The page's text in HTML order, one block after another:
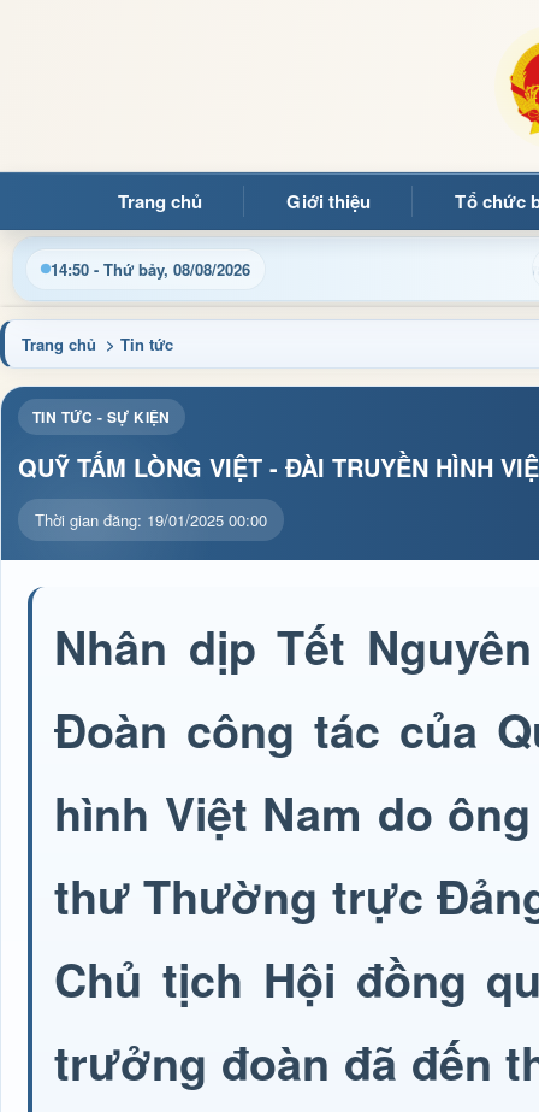
Trang chủ Giới thiệu Tổ chức
14:50 - Thứ bảy, 08/08/2026
Cập nhật thông tin điều hành, thủ tục hành chính và tin
Trang chủ > Tin tức
TIN TỨC - SỰ KIỆN
QUỸ TẤM LÒNG VIỆT - ĐÀI TRUYỀN HÌNH
Thời gian đăng: 19/01/2025 00:00
Nhân dịp Tết
Đoàn công tác của
hình Việt Nam do
thư Thường trực
Chủ tịch Hội đồng
trưởng đoàn đã đến